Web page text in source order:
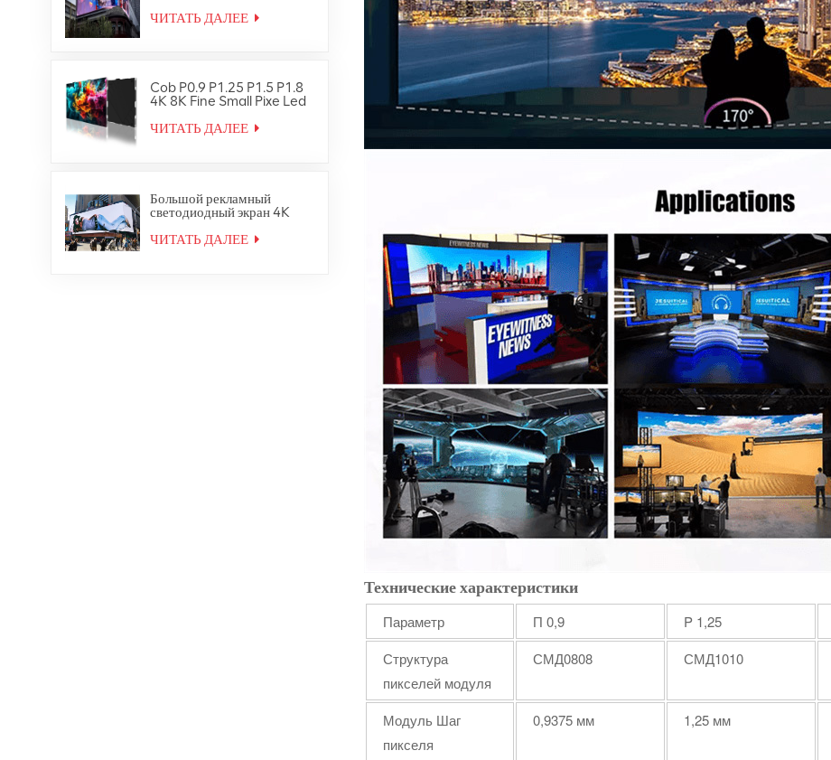
видеостенный цифровой
экран для вывесок
ЧИТАТЬ ДАЛЕЕ
Cob P0.9 P1.25 P1.5 P1.8
4K 8K Fine Small Pixe Led
ЧИТАТЬ ДАЛЕЕ
Большой рекламный
светодиодный экран 4K
использования
ЧИТАТЬ ДАЛЕЕ
Технические характеристики
Параметр П 0,9 P 1,25
Структура
пикселей модуля
СМД0808 СМД1010
Модуль Шаг
пикселя
0,9375 мм 1,25 мм